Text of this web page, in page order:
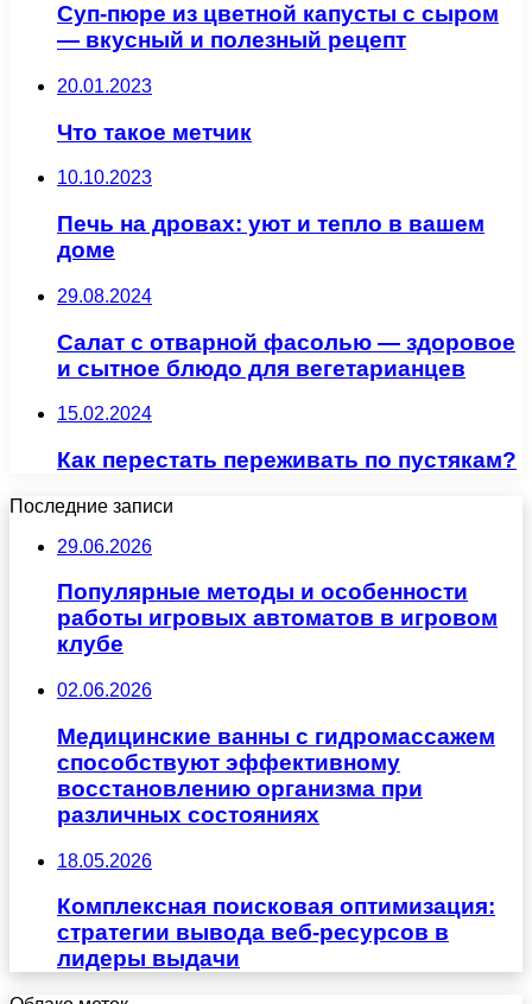
Суп-пюре из цветной капусты с сыром
— вкусный и полезный рецепт
20.01.2023
Что такое метчик
10.10.2023
Печь на дровах: уют и тепло в вашем
доме
29.08.2024
Салат с отварной фасолью — здоровое
и сытное блюдо для вегетарианцев
15.02.2024
Как перестать переживать по пустякам?
Последние записи
29.06.2026
Популярные методы и особенности
работы игровых автоматов в игровом
клубе
02.06.2026
Медицинские ванны с гидромассажем
способствуют эффективному
восстановлению организма при
различных состояниях
18.05.2026
Комплексная поисковая оптимизация:
стратегии вывода веб-ресурсов в
лидеры выдачи